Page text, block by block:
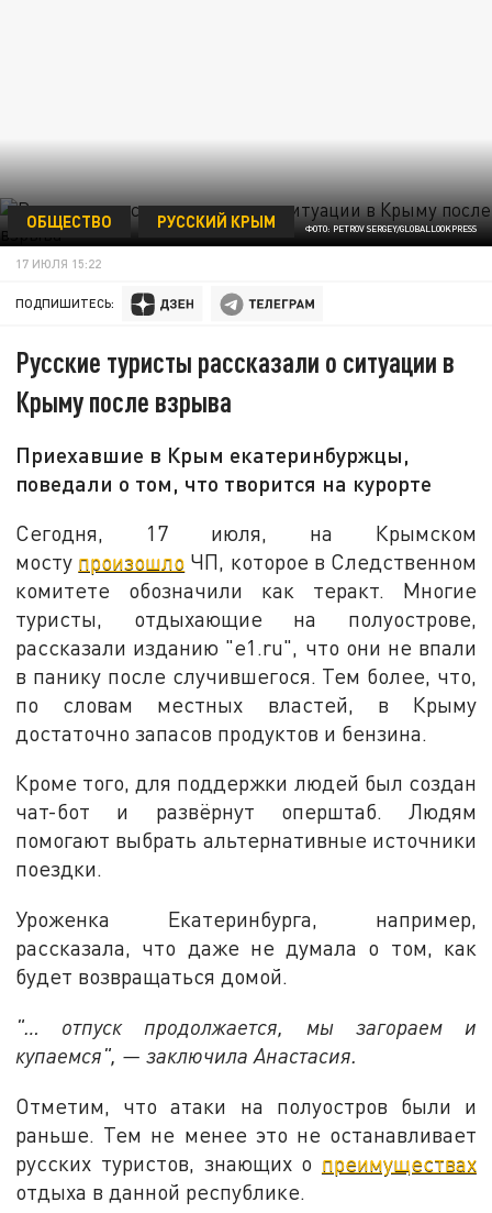
ФОТО: PETROV SERGEY/GLOBALLOOKPRESS
ОБЩЕСТВО РУССКИЙ КРЫМ
17 ИЮЛЯ 15:22
ПОДПИШИТЕСЬ:
Русские туристы рассказали о ситуации в
Крыму после взрыва
Приехавшие в Крым екатеринбуржцы,
поведали о том, что творится на курорте
Сегодня, 17 июля, на Крымском
мосту произошло ЧП, которое в Следственном
комитете обозначили как теракт. Многие
туристы, отдыхающие на полуострове,
рассказали изданию "e1.ru", что они не впали
в панику после случившегося. Тем более, что,
по словам местных властей, в Крыму
достаточно запасов продуктов и бензина.
Кроме того, для поддержки людей был создан
чат-бот и развёрнут оперштаб. Людям
помогают выбрать альтернативные источники
поездки.
Уроженка Екатеринбурга, например,
рассказала, что даже не думала о том, как
будет возвращаться домой.
"… отпуск продолжается, мы загораем и
купаемся", — заключила Анастасия.
Отметим, что атаки на полуостров были и
раньше. Тем не менее это не останавливает
русских туристов, знающих о преимуществах
отдыха в данной республике.